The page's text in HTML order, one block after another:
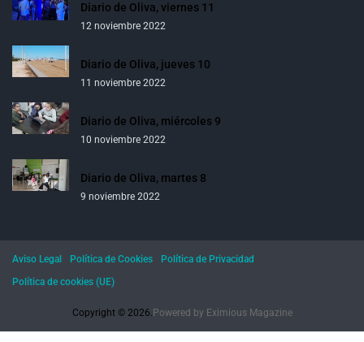
Diario de Oliva, viernes 11
12 noviembre 2022
Diario de Oliva, jueves 10
11 noviembre 2022
Diario de Oliva, miércoles 9
10 noviembre 2022
Diario de Oliva, martes 8
9 noviembre 2022
Copyright © 2026. Powered by Eximious Magazine
Aviso Legal Política de Cookies
Política de Privacidad
Política de cookies (UE)